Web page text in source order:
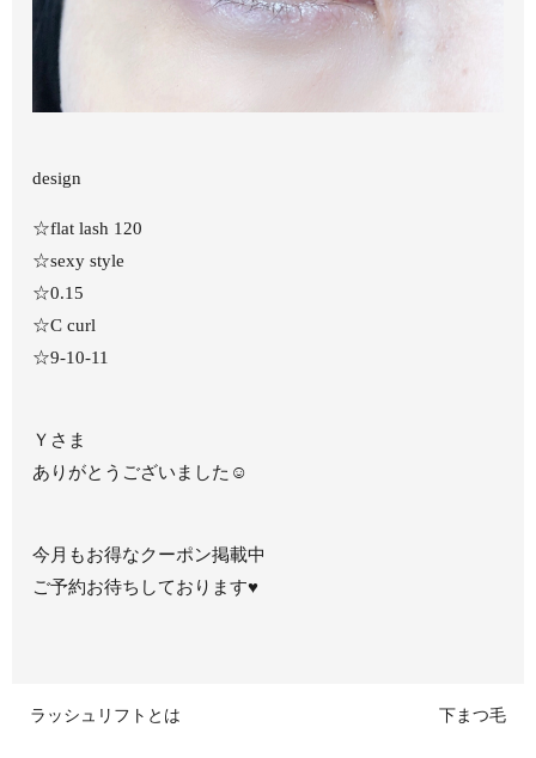
design
☆flat lash 120
☆sexy style
☆0.15
☆C curl
☆9-10-11
Ｙさま
ありがとうございました☺
今月もお得なクーポン掲載中
ご予約お待ちしております♥
ラッシュリフトとは 下まつ毛